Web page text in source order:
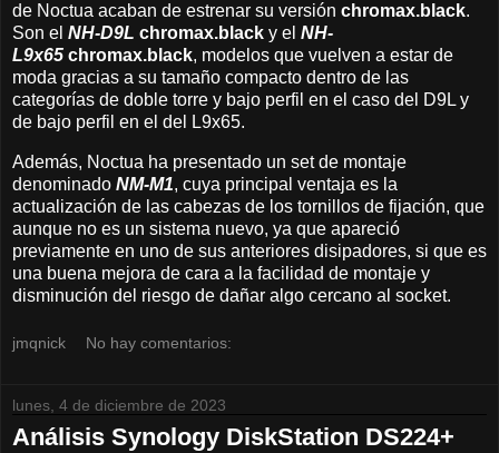
de Noctua acaban de estrenar su versión chromax.black.
Son el NH-D9L chromax.black y el NH-
L9x65 chromax.black, modelos que vuelven a estar de
moda gracias a su tamaño compacto dentro de las
categorías de doble torre y bajo perfil en el caso del D9L y
de bajo perfil en el del L9x65.
Además, Noctua ha presentado un set de montaje
denominado NM-M1, cuya principal ventaja es la
actualización de las cabezas de los tornillos de fijación, que
aunque no es un sistema nuevo, ya que apareció
previamente en uno de sus anteriores disipadores, si que es
una buena mejora de cara a la facilidad de montaje y
disminución del riesgo de dañar algo cercano al socket.
jmqnick No hay comentarios:
lunes, 4 de diciembre de 2023
Análisis Synology DiskStation DS224+